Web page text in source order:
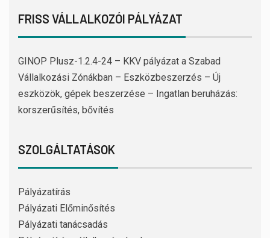
FRISS VÁLLALKOZÓI PÁLYÁZAT
GINOP Plusz-1.2.4-24 – KKV pályázat a Szabad
Vállalkozási Zónákban – Eszközbeszerzés – Új
eszközök, gépek beszerzése – Ingatlan beruházás:
korszerűsítés, bővítés
SZOLGÁLTATÁSOK
Pályázatírás
Pályázati Előminősítés
Pályázati tanácsadás